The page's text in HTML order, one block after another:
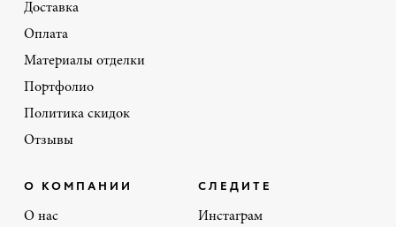
Доставка
Оплата
Материалы отделки
Портфолио
Политика скидок
Отзывы
О КОМПАНИИ
О нас
СЛЕДИТЕ
Инстаграм